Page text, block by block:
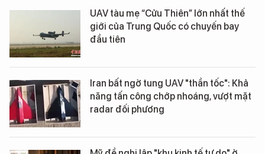
UAV tàu mẹ “Cửu Thiên” lớn nhất thế
giới của Trung Quốc có chuyến bay
đầu tiên
Iran bất ngờ tung UAV "thần tốc": Khả
năng tấn công chớp nhoáng, vượt mặt
radar đối phương